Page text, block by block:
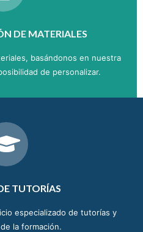
DE MATERIALES
basándonos en nuestra
de personalizar.
TUTORÍAS
especializado de tutorías y
la formación.